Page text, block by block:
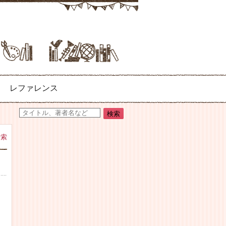
レファレンス